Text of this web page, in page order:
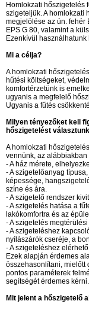
Homlokzati hőszigetelés
szigeteljük. A homlokzati
megjelölése az ún. fehér
EPS G 80, valamint a
Ezenkívül használhatunk
Mi a célja?
A homlokzati
hűtési költségeket,
komfortérzetünk is
ugyanis a megfelelő
Ugyanis a fűtés
Milyen tényezőket kell
hőszigetelést
A homlokzati
vennünk, az
- A ház mérete,
- A szigetelőanyag
képessége,
színe és ára.
- A szigetelő rendszer
- A szigetelés hatása a
lakókomfortra és az
- A szigetelés
- A szigeteléshez
nyílászárók cseréje, a
- A szigeteléshez
Ezek alapján érdemes
összehasonlítani, mielőtt
pontos paraméterek
segítségét érdemes kérni.
Mit jelent a hőszigetelő